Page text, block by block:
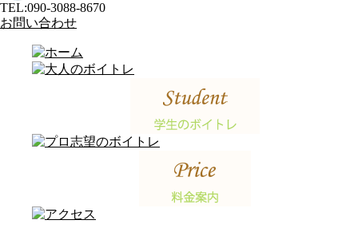
TEL:090-3088-8670
お問い合わせ